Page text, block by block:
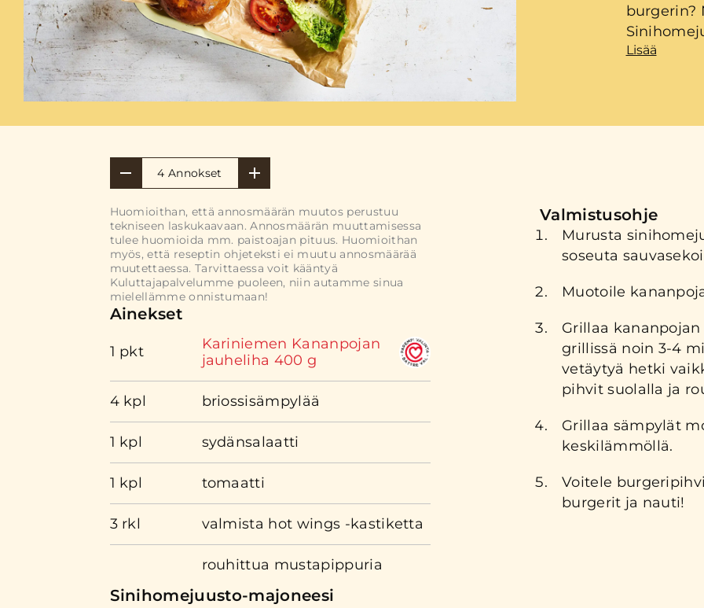
burgerin?
Lisää
4 Annokset
Huomioithan, että annosmäärän muutos perustuu
tekniseen laskukaavaan. Annosmäärän muuttamisessa
tulee huomioida mm. paistoajan pituus. Huomioithan
myös, että reseptin ohjeteksti ei muutu annosmäärää
muutettaessa. Tarvittaessa voit kääntyä
Kuluttajapalvelumme puoleen, niin autamme sinua
mielellämme onnistumaan!
Ainekset
1 pkt
Kariniemen Kananpojan
jauheliha 400 g
4 kpl briossisämpylää
1 kpl sydänsalaatti
1 kpl tomaatti
3 rkl valmista hot wings -kastiketta
rouhittua mustapippuria
Sinihomejuusto-majoneesi
Valmistusohje
Murusta
soseuta
Muotoile
Grillaa
grillissä noin 3-4
vetäytyä hetki
pihvit suolalla ja
Grillaa sämpylät
keskilämmöllä.
Voitele
burgerit ja nauti!